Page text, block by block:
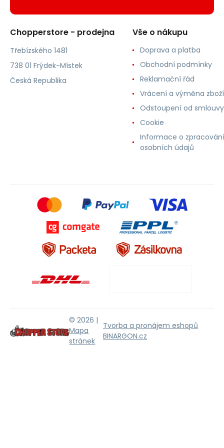
Chopperstore - prodejna
Třebízského 1481
738 01 Frýdek-Místek
Česká Republika
Vše o nákupu
Doprava a platba
Obchodní podmínky
Reklamační řád
Vrácení a výměna zboží
Odstoupení od smlouvy
Cookie
Informace o zpracování
osobních údajů
© 2026 |
Mapa
stránek
Tvorba a pronájem eshopů
BINARGON.cz